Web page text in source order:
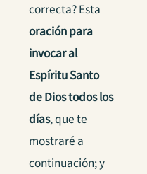
correcta? Esta
oración para
invocar al
Espíritu Santo
de Dios todos los
días, que te
mostraré a
continuación; y